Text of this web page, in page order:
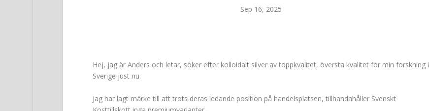
Sep 16, 2025
Hej, jag är Anders och letar, söker efter kolloidalt silver av toppkvalitet, översta kvalitet för min forskning i
Sverige just nu.
Jag har lagt märke till att trots deras ledande position på handelsplatsen, tillhandahåller Svenskt